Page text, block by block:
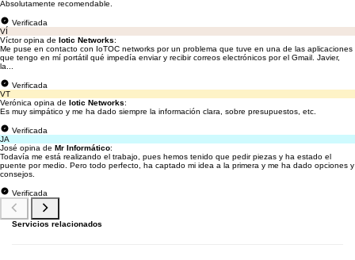
Absolutamente recomendable.
Verificada
VÍ
Víctor opina de Iotic Networks:
Me puse en contacto con IoTOC networks por un problema que tuve en una de las aplicaciones
que tengo en mí portátil qué impedía enviar y recibir correos electrónicos por el Gmail. Javier,
la...
Verificada
VT
Verónica opina de Iotic Networks:
Es muy simpático y me ha dado siempre la información clara, sobre presupuestos, etc.
Verificada
JA
José opina de Mr Informático:
Todavía me está realizando el trabajo, pues hemos tenido que pedir piezas y ha estado el
puente por medio. Pero todo perfecto, ha captado mi idea a la primera y me ha dado opciones y
consejos.
Verificada
Servicios relacionados